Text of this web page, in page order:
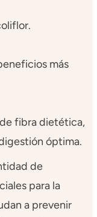
más
fibra dietética,
óptima.
de
para la
a prevenir